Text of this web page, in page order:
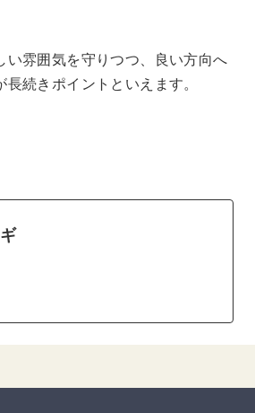
い雰囲気を守りつつ、良い方向へ
続きポイントといえます。